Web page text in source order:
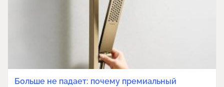
Больше не падает: почему премиальный